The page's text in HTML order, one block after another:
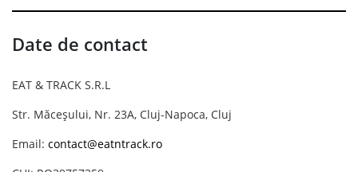
Date de contact
EAT & TRACK S.R.L
Str. Măceșului, Nr. 23A, Cluj-Napoca, Cluj
Email: contact@eatntrack.ro